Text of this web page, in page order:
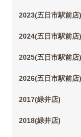
2023(五日市駅前店)
2024(五日市駅前店)
2025(五日市駅前店)
2026(五日市駅前店)
2017(緑井店)
2018(緑井店)